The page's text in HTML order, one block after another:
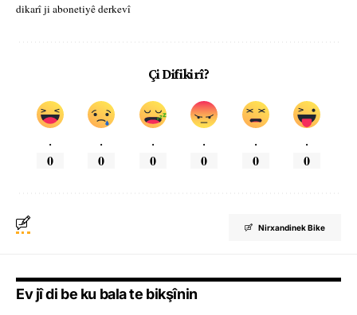
dikarî ji abonetiyê derkevî
Çi Difikirî?
.
0
.
0
.
0
.
0
.
0
.
0
Nirxandinek Bike
Ev jî di be ku bala te bikşînin